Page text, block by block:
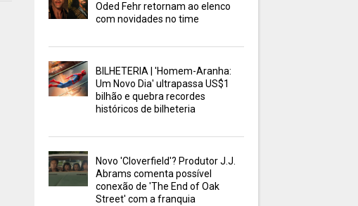
Oded Fehr retornam ao elenco
com novidades no time
BILHETERIA | 'Homem-Aranha:
Um Novo Dia' ultrapassa US$1
bilhão e quebra recordes
históricos de bilheteria
Novo 'Cloverfield'? Produtor J.J.
Abrams comenta possível
conexão de 'The End of Oak
Street' com a franquia